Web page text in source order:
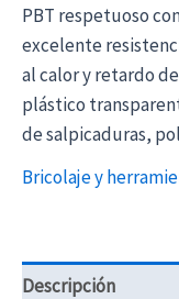
PBT respetuoso
excelente
al calor y retardo
plástico
de salpicaduras,
Bricolaje y
Descripción